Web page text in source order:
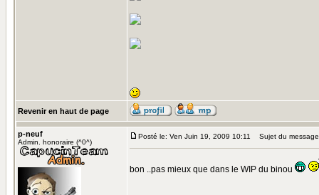
Revenir en haut de page
p-neuf
Admin. honoraire (^0^)
Posté le: Ven Juin 19, 2009 10:11 Sujet du
bon ..pas mieux que dans le WIP du binou